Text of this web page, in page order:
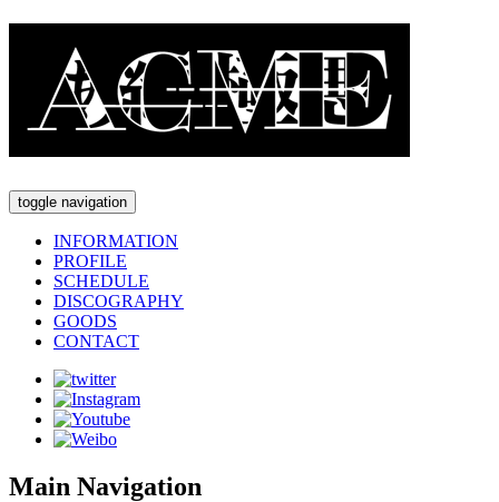
toggle navigation
INFORMATION
PROFILE
SCHEDULE
DISCOGRAPHY
GOODS
CONTACT
Main Navigation